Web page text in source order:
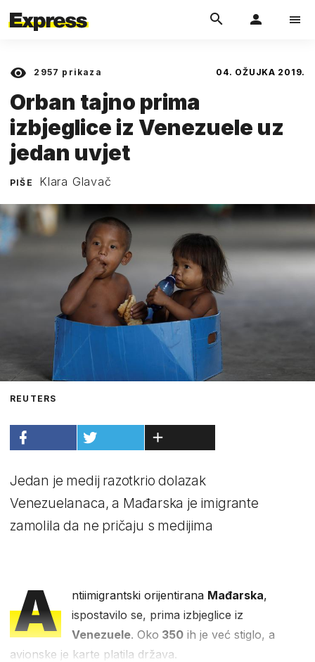
2957 prikaza 04. OŽUJKA 2019.
Orban tajno prima
izbjeglice iz Venezuele uz
jedan uvjet
PIŠE Klara Glavač
REUTERS
Jedan je medij razotkrio dolazak
Venezuelanaca, a Mađarska je imigrante
zamolila da ne pričaju s medijima
A ntiimigrantski orijentirana Mađarska,
ispostavilo se, prima izbjeglice iz
Venezuele. Oko 350 ih je već stiglo, a
avionske je karte platila država.